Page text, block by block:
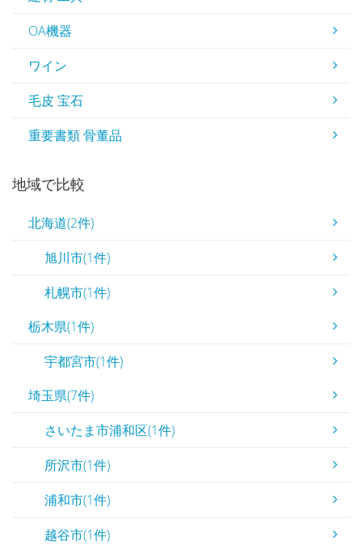
OA機器
ワイン
毛皮 宝石
重要書類 骨董品
地域で比較
北海道(2件)
旭川市(1件)
札幌市(1件)
栃木県(1件)
宇都宮市(1件)
埼玉県(7件)
さいたま市浦和区(1件)
所沢市(1件)
浦和市(1件)
越谷市(1件)